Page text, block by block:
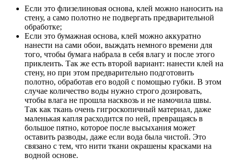
Если это флизелиновая основа, клей можно наносить на
стену, а само полотно не подвергать предварительной
обработке;
Если это бумажная основа, клей можно аккуратно
нанести на сами обои, выждать немного времени для
того, чтобы бумага набрала в себя влагу и после этого
приклеить. Так же есть второй вариант: нанести клей на
стену, но при этом предварительно подготовить
полотно, обработав его водой с помощью губки. В этом
случае количество воды нужно строго дозировать,
чтобы влага не прошла насквозь и не намочила швы.
Так как ткань очень гигроскопичный материал, даже
маленькая капля расходится по ней, превращаясь в
большое пятно, которое после высыхания может
оставить разводы, даже если вода была чистой. Это
связано с тем, что нити ткани окрашены красками на
водной основе.